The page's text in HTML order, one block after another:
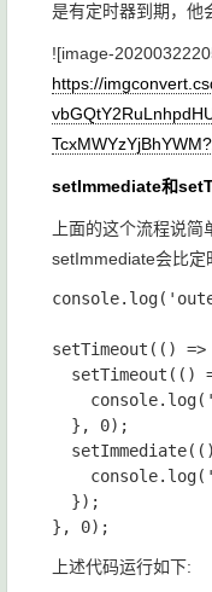
是有定时器到期，他
![image-
https://
setImmediate和
上面的这个流程说简
setImmediate会比定
setTimeout(()
setTimeout(()
  }, 0);
  });
上述代码运行如下: